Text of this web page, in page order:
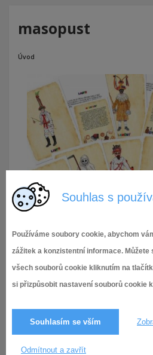
Souhlas s
Používáme soubory cookie, abychom
zážitek a konzistentní informace.
všech souborů cookie kliknutím na
si přizpůsobit nastavení souborů cookie
Souhlasím se vším
Odmítnout a zavřít
masopust
Úvod
21.1.2026